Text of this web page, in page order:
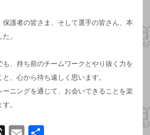
保護者の皆さま、そして選手の皆さん、本
。
も、持ち前のチームワークとやり抜く力を
、心から待ち遠しく思います。
ーニングを通じて、お会いできることを楽
。